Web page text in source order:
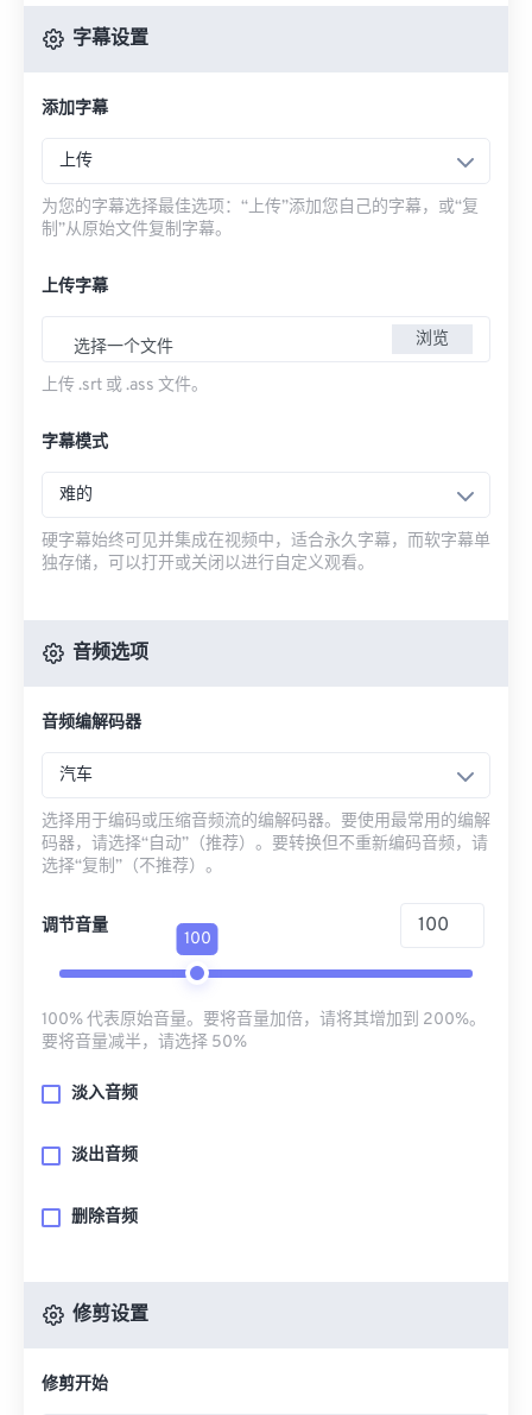
字幕设置
添加字幕
上传
为您的字幕选择最佳选项：“上传”添加您自己的字幕，或“复
制”从原始文件复制字幕。
上传字幕
选择一个文件 浏览
上传 .srt 或 .ass 文件。
字幕模式
难的
硬字幕始终可见并集成在视频中，适合永久字幕，而软字幕单
独存储，可以打开或关闭以进行自定义观看。
音频选项
音频编解码器
汽车
选择用于编码或压缩音频流的编解码器。要使用最常用的编解
码器，请选择“自动”（推荐）。要转换但不重新编码音频，请
选择“复制”（不推荐）。
调节音量
100
100% 代表原始音量。要将音量加倍，请将其增加到 200%。
要将音量减半，请选择 50%
淡入音频
淡出音频
删除音频
修剪设置
修剪开始